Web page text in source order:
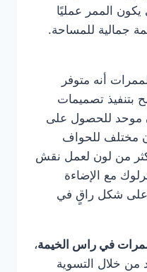
يكون الممر عمليًا
جمالية للمساحة.
أنه متوفر
بتنفيذ تصميمات
موحد للحصول على
مختلف للحواف
من لون لعمل نقش
مع الإضاءة
على شكل راقٍ في
في راس الخيمة،
من خلال التسوية